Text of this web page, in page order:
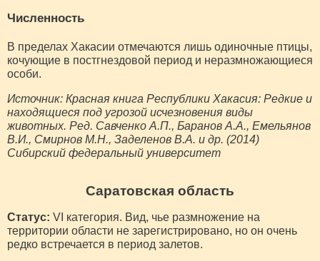
Численность
В пределах Хакасии отмечаются лишь одиночные птицы,
кочующие в постгнездовой период и неразмножающиеся
особи.
Источник: Красная книга Республики Хакасия: Редкие и
находящиеся под угрозой исчезновения виды
животных. Ред. Савченко А.П., Баранов А.А., Емельянов
В.И., Смирнов М.Н., Заделенов В.А. и др. (2014)
Сибирский федеральный университет
Саратовская область
Статус: VI категория. Вид, чье размножение на
территории области не зарегистрировано, но он очень
редко встречается в период залетов.